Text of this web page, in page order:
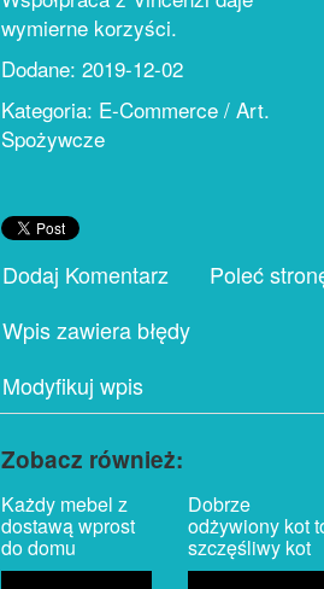
wymierne korzyści.
Dodane: 2019-12-02
Kategoria: E-Commerce / Art.
Spożywcze
Dodaj Komentarz
Poleć
Wpis zawiera błędy
Modyfikuj wpis
Zobacz również:
Każdy mebel z
dostawą wprost
do domu
Dobrze
odżywiony kot
szczęśliwy kot